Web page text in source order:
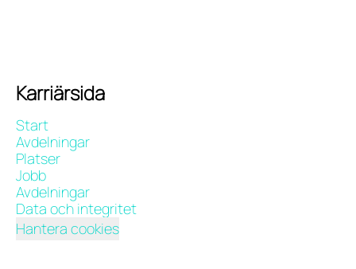
Karriärsida
Start
Avdelningar
Platser
Jobb
Avdelningar
Data och integritet
Hantera cookies